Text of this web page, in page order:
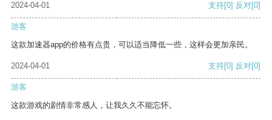
2024-04-01
支持[0] 反对[0]
游客
这款加速器app的价格有点贵，可以适当降低一些，这样会更加亲民。
2024-04-01 支持[0] 反对[0]
游客
这款游戏的剧情非常感人，让我久久不能忘怀。